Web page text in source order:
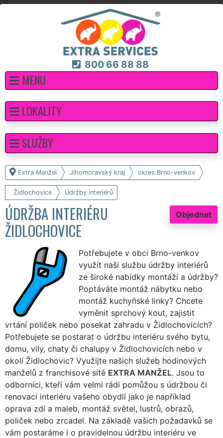
800 66 88 88
MENU
Extra Manžel Jihomoravský kraj okres Brno-venkov
Židlochovice Údržby interiérů
Objednat
ÚDRŽBA INTERIÉRU
ŽIDLOCHOVICE
Potřebujete v obci Brno-venkov
využít naši službu údržby interiérů
ze široké nabídky montáží a údržby?
Poptáváte montáž nábytku nebo
montáž kuchyňské linky? Chcete
vyměnit sprchový kout, zajistit
vrtání poliček nebo posekat zahradu v Židlochovicích?
Potřebujete se postarat o údržbu interiéru svého bytu,
domu, vily, chaty či chalupy v Židlochovicích nebo v
okolí Židlochovic? Využijte našich služeb hodinových
manželů z franchisové sítě EXTRA MANŽEL. Jsou to
odborníci, kteří vám velmi rádi pomůžou s údržbou či
renovací interiéru vašeho obydlí jako je například
oprava zdí a maleb, montáž světel, lustrů, obrazů,
poliček nebo zrcadel. Na základě vašich požadavků se
vám postaráme i o pravidelnou údržbu interiéru ve
LOKALITY
SLUŽBY